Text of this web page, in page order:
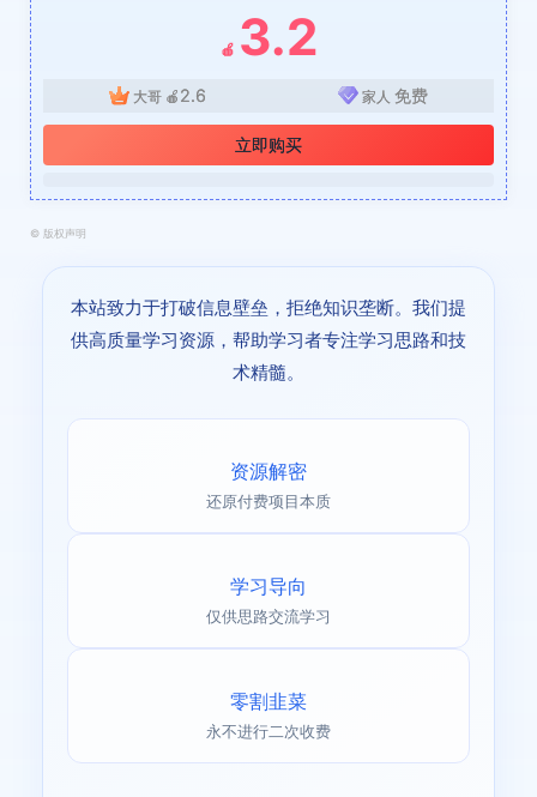
🍎 3.2
大哥 🍎 2.6 家人 免费
立即购买
© 版权声明
本站致力于打破信息壁垒，拒绝知识垄断。我们提
供高质量学习资源，帮助学习者专注学习思路和技
术精髓。
资源解密
还原付费项目本质
学习导向
仅供思路交流学习
零割韭菜
永不进行二次收费